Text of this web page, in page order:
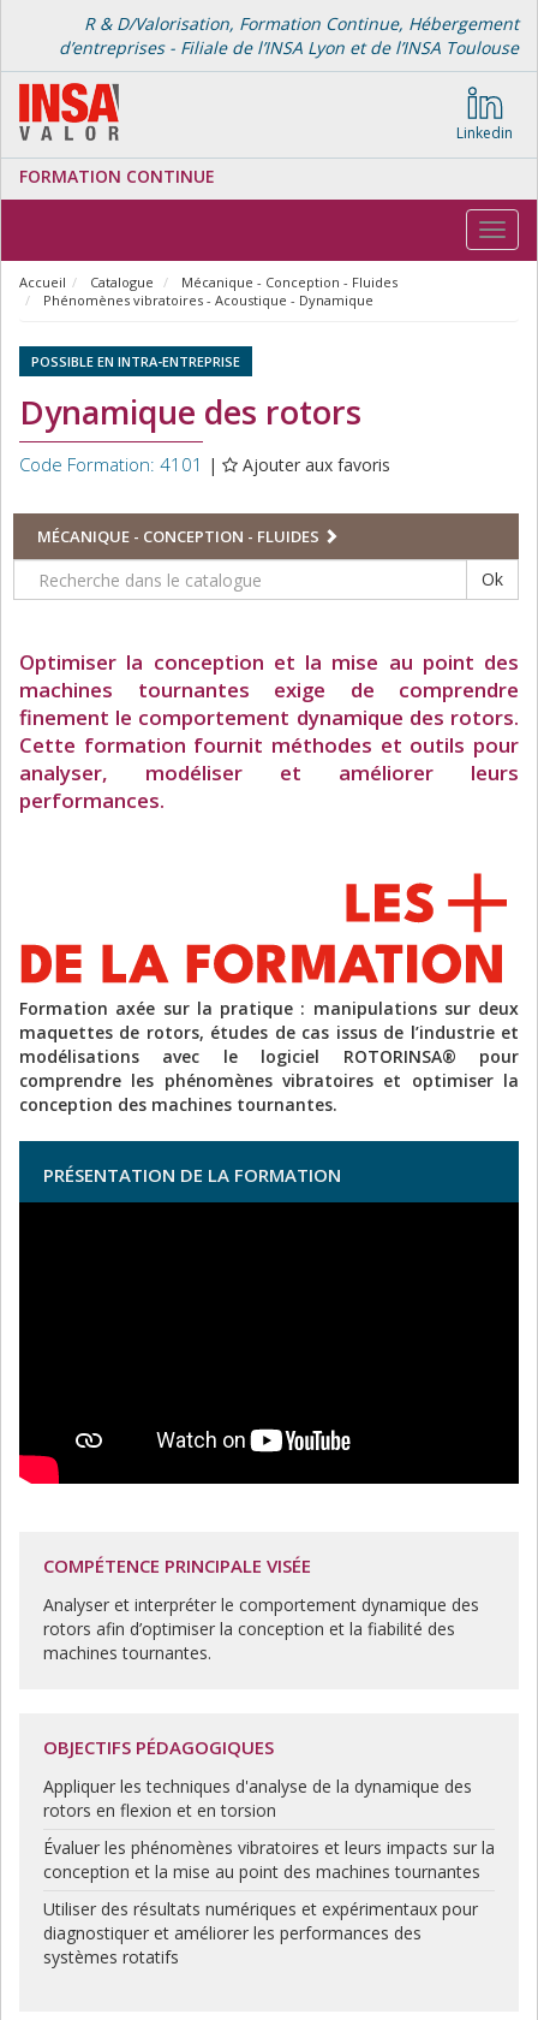
R & D/Valorisation, Formation Continue, Hébergement
d’entreprises - Filiale de l’INSA Lyon et de l’INSA Toulouse
Linkedin
FORMATION CONTINUE
Accueil Catalogue
Mécanique - Conception - Fluides
Phénomènes vibratoires - Acoustique - Dynamique
POSSIBLE EN INTRA-ENTREPRISE
Dynamique des rotors
Code Formation: 4101 | Ajouter aux favoris
MÉCANIQUE - CONCEPTION - FLUIDES
Ok
Optimiser la conception et la mise au point des
machines tournantes exige de comprendre
finement le comportement dynamique des rotors.
Cette formation fournit méthodes et outils pour
analyser, modéliser et améliorer leurs
performances.
Formation axée sur la pratique : manipulations sur deux
maquettes de rotors, études de cas issus de l’industrie et
modélisations avec le logiciel ROTORINSA® pour
comprendre les phénomènes vibratoires et optimiser la
conception des machines tournantes.
PRÉSENTATION DE LA FORMATION
COMPÉTENCE PRINCIPALE VISÉE
Analyser et interpréter le comportement dynamique des
rotors afin d’optimiser la conception et la fiabilité des
machines tournantes.
OBJECTIFS PÉDAGOGIQUES
Appliquer les techniques d'analyse de la dynamique des
rotors en flexion et en torsion
Évaluer les phénomènes vibratoires et leurs impacts sur la
conception et la mise au point des machines tournantes
Utiliser des résultats numériques et expérimentaux pour
diagnostiquer et améliorer les performances des
systèmes rotatifs